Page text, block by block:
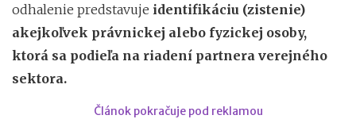
odhalenie predstavuje identifikáciu (zistenie)
akejkoľvek právnickej alebo fyzickej osoby,
ktorá sa podieľa na riadení partnera verejného
sektora.
Článok pokračuje pod reklamou